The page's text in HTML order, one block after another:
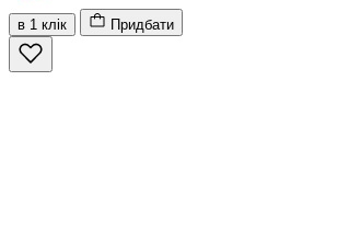
в 1 клік Придбати